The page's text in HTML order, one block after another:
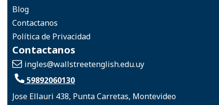
Blog
Contactanos
Política de Privacidad
Contactanos
ingles@wallstreetenglish.edu.uy
59892060130
Jose Ellauri 438, Punta Carretas, Montevideo